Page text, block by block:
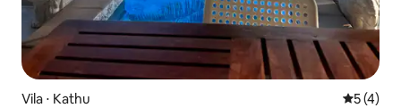
Vila ⋅ Kathu 5 de
5 (4)